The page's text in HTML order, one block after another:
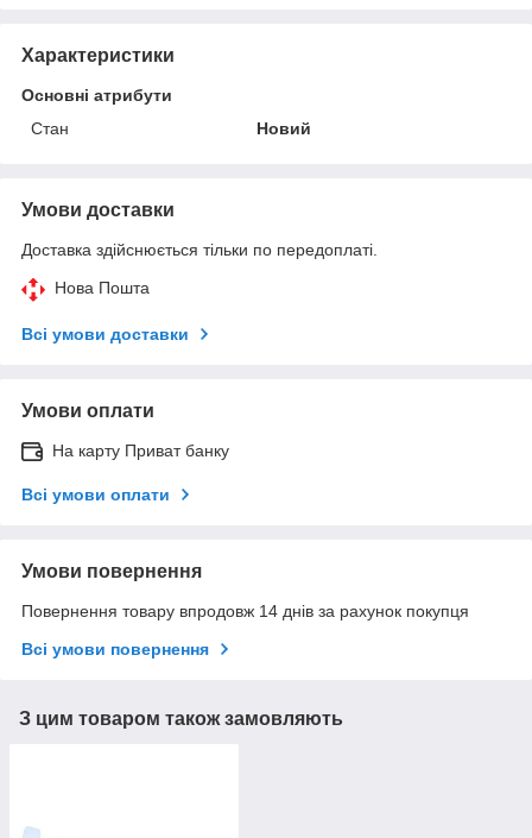
Характеристики
Основні атрибути
Стан
Новий
Умови доставки
Доставка здійснюється тільки по передоплаті.
Нова Пошта
Всі умови доставки
Умови оплати
На карту Приват банку
Всі умови оплати
Умови повернення
Повернення товару впродовж 14 днів за рахунок покупця
Всі умови повернення
З цим товаром також замовляють